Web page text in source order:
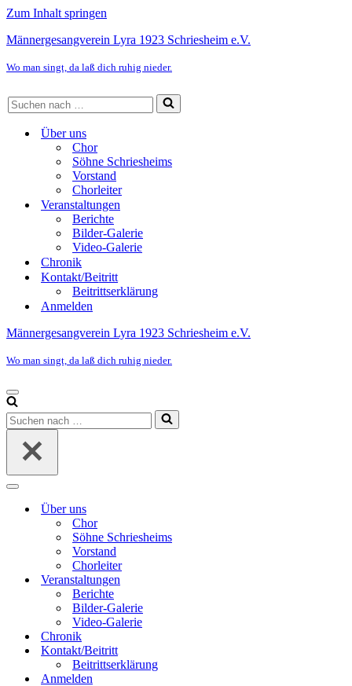
Zum Inhalt springen
Männergesangverein Lyra 1923 Schriesheim e.V.
Wo man singt, da laß dich ruhig nieder.
Suchen
nach …
Über uns
Chor
Söhne Schriesheims
Vorstand
Chorleiter
Veranstaltungen
Berichte
Bilder-Galerie
Video-Galerie
Chronik
Kontakt/Beitritt
Beitrittserklärung
Anmelden
Männergesangverein Lyra 1923 Schriesheim e.V.
Wo man singt, da laß dich ruhig nieder.
Navigationsmenü
Suchen
nach …
Navigationsmenü
Über uns
Chor
Söhne Schriesheims
Vorstand
Chorleiter
Veranstaltungen
Berichte
Bilder-Galerie
Video-Galerie
Chronik
Kontakt/Beitritt
Beitrittserklärung
Anmelden